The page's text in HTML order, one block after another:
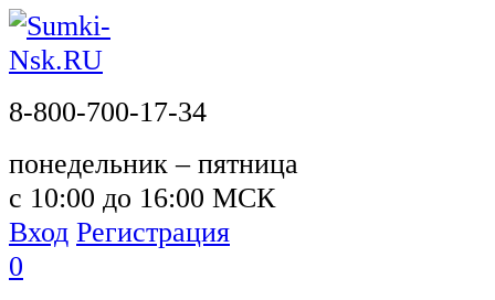
8-800-700-17-34
понедельник – пятница
с 10:00 до 16:00 МСК
Вход Регистрация
0